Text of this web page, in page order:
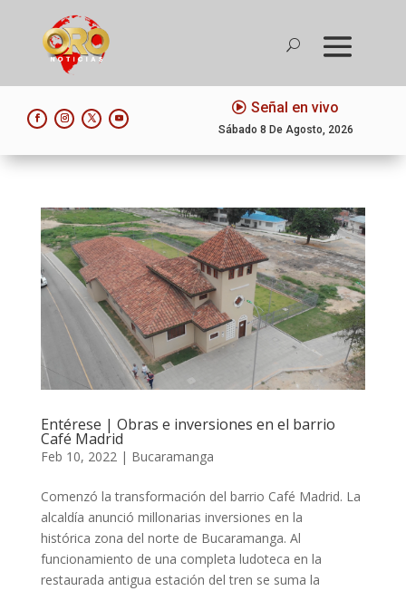
Señal en vivo
Sábado 8 De Agosto, 2026
Entérese | Obras e inversiones en el barrio
Café Madrid
Feb 10, 2022| Bucaramanga
Comenzó la transformación del barrio Café Madrid. La
alcaldía anunció millonarias inversiones en la
histórica zona del norte de Bucaramanga. Al
funcionamiento de una completa ludoteca en la
restaurada antigua estación del tren se suma la